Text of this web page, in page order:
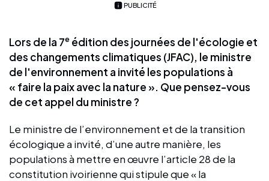
PUBLICITÉ
Lors de la 7e édition des journées de l'écologie et
des changements climatiques (JFAC), le ministre
de l'environnement a invité les populations à
« faire la paix avec la nature ». Que pensez-vous
de cet appel du ministre ?
Le ministre de l’environnement et de la transition
écologique a invité, d’une autre manière, les
populations à mettre en œuvre l’article 28 de la
constitution ivoirienne qui stipule que « la